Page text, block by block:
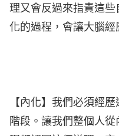
理又會反過來指責這
化的過程，會讓大腦經
【內化】我們必須經
階段。讓我們整個人